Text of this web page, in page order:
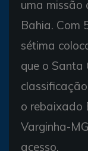
uma missão
Bahia. Com
sétima
que o Santa
o rebaixado
Varginha-
acesso.